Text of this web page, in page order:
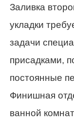
Заливка
укладки
задачи
присадками,
постоянные
Финишная
ванной